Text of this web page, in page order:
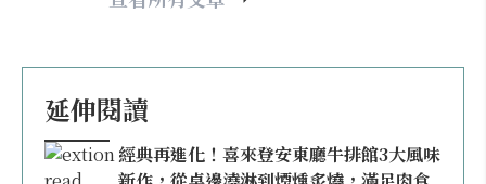
延伸閱讀
經典再進化！喜來登安東廳牛排館3大風味